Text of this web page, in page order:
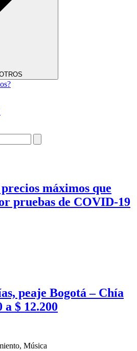
máximos que
pruebas de COVID-19
peaje Bogotá – Chía
a $ 12.200
, Música